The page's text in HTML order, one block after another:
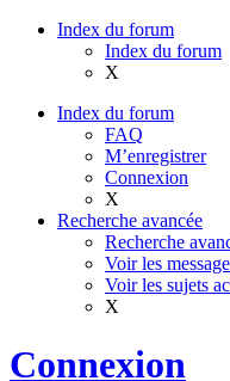
Index du forum
Index du forum
X
Index du forum
FAQ
M’enregistrer
Connexion
X
Recherche avancée
Recherche
Voir les
Voir les sujets
X
Connexion